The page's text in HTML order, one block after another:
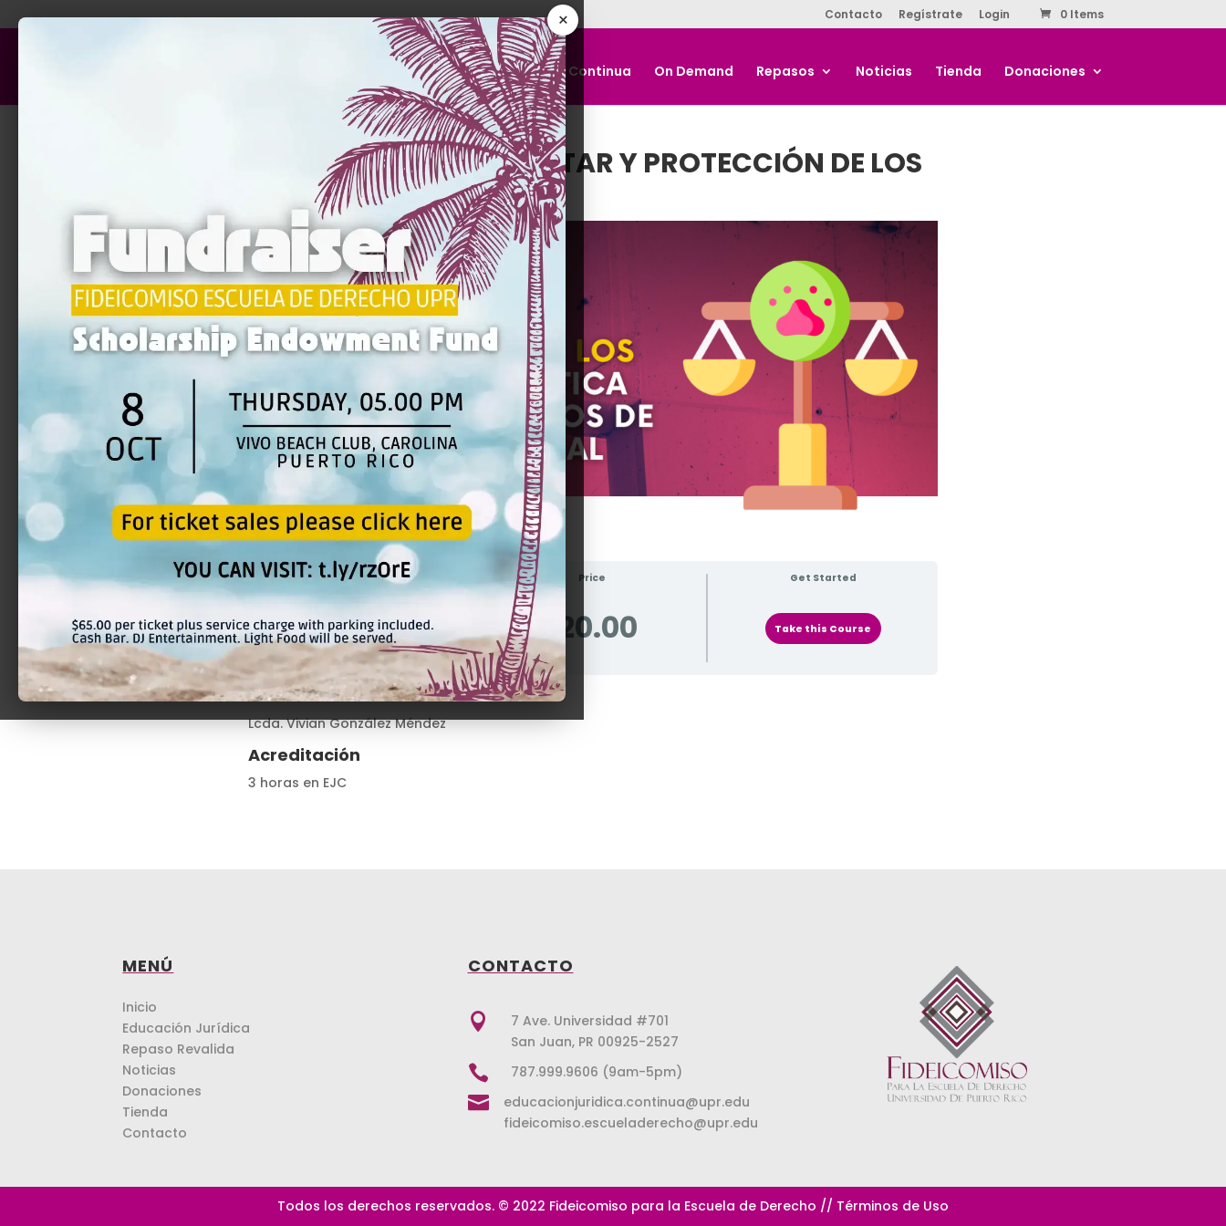
× Contacto Regístrate Login 0 Items
Nosotros Educación Continua On Demand Repasos Noticias Tienda Donaciones
LEY 154 PARA EL BIENESTAR Y PROTECCIÓN DE LOS
ANIMALES
Current Status
NOT ENROLLED
Price
120.00
Get Started
Take this Course
Recurso
Lcda. Vivian González Méndez
Acreditación
3 horas en EJC
MENÚ
Inicio
Educación Jurídica
Repaso Revalida
Noticias
Donaciones
Tienda
Contacto
CONTACTO

7 Ave. Universidad #701
San Juan, PR 00925-2527
 787.999.9606 (9am-5pm)

educacionjuridica.continua@upr.edu
fideicomiso.escueladerecho@upr.edu
Todos los derechos reservados. © 2022 Fideicomiso para la Escuela de Derecho // Términos de Uso